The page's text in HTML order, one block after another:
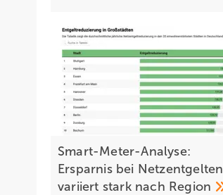
Smart-Meter-Analyse:
Ersparnis bei Netzentgelten
variiert stark nach Region